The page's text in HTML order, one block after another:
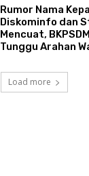
Rumor Nama
Diskominfo dan
Mencuat,
Tunggu Arahan
Load more